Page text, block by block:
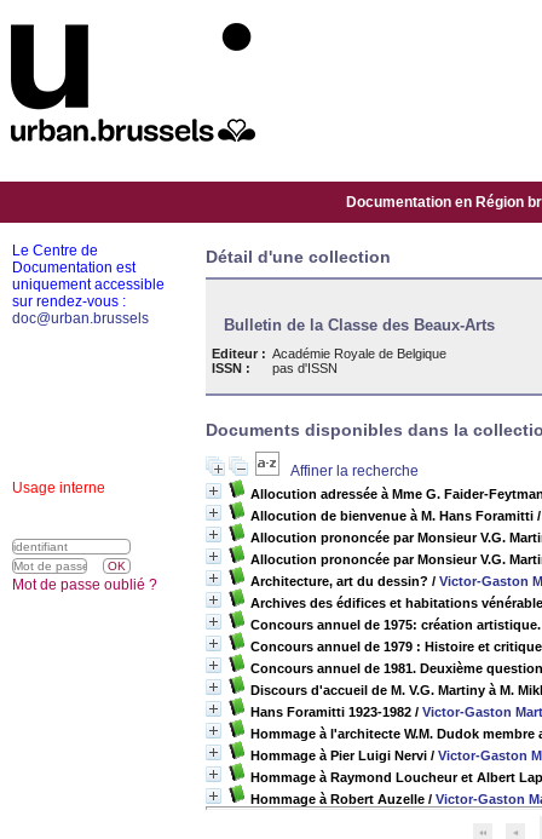
Documentation en Région
Détail d'une collection
Bulletin de la Classe des Beaux-Arts
Editeur : Académie Royale de Belgique
ISSN :
pas d'ISSN
Documents disponibles dans la
Affiner la recherche
Allocution adressée à Mme G. Faider-
Allocution de bienvenue à M. Hans Foramitti
Allocution prononcée par Monsieur V.G.
Allocution prononcée par Monsieur V.G.
Architecture, art du dessin? / Victor-Gaston
Archives des édifices et habitations
Concours annuel de 1975: création
Concours annuel de 1979 : Histoire et
Concours annuel de 1981. Deuxième
Discours d'accueil de M. V.G. Martiny à M.
Hans Foramitti 1923-1982 / Victor-Gaston
Hommage à l'architecte W.M. Dudok
Hommage à Pier Luigi Nervi / Victor-Gaston
Hommage à Raymond Loucheur et Albert
Hommage à Robert Auzelle / Victor-Gaston
Le Centre de
Documentation est
uniquement accessible
sur rendez-vous :
doc@urban.brussels
Usage interne
Mot de passe oublié ?